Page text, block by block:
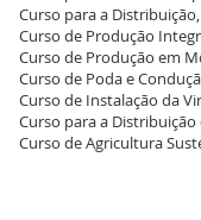
Curso para a
Curso de Produção
Curso de Produção em
Curso de Poda e
Curso de Instalação da
Curso para a
Curso de Agricultura